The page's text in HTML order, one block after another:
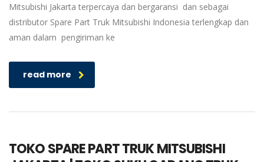
Mitsubishi Jakarta terpercaya dan bergaransi dan sebagai
distributor Spare Part Truk Mitsubishi Indonesia terlengkap dan
aman dalam pengiriman ke
read more
TOKO SPARE PART TRUK MITSUBISHI